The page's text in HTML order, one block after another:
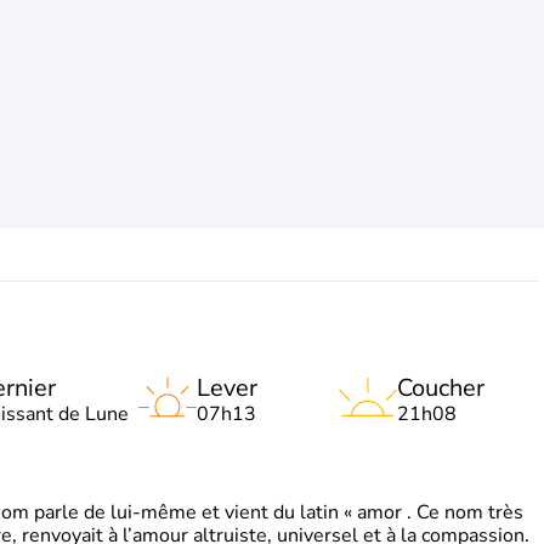
de Lune
Lever
07h13
Coucher
21h08
parle de lui-même et vient du latin « amor . Ce nom très
renvoyait à l’amour altruiste, universel et à la compassion.